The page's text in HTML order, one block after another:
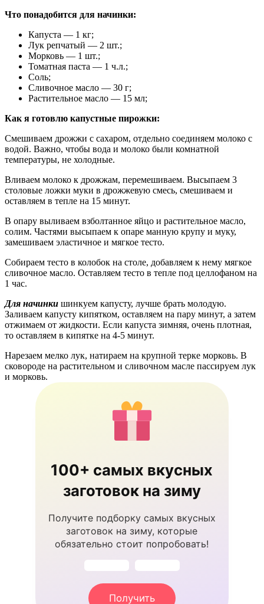
Что понадобится для начинки:
Капуста — 1 кг;
Лук репчатый — 2 шт.;
Морковь — 1 шт.;
Томатная паста — 1 ч.л.;
Соль;
Сливочное масло — 30 г;
Растительное масло — 15 мл;
Как я готовлю капустные пирожки:
Смешиваем дрожжи с сахаром, отдельно соединяем молоко с
водой. Важно, чтобы вода и молоко были комнатной
температуры, не холодные.
Вливаем молоко к дрожжам, перемешиваем. Высыпаем 3
столовые ложки муки в дрожжевую смесь, смешиваем и
оставляем в тепле на 15 минут.
В опару выливаем взболтанное яйцо и растительное масло,
солим. Частями высыпаем к опаре манную крупу и муку,
замешиваем эластичное и мягкое тесто.
Собираем тесто в колобок на столе, добавляем к нему мягкое
сливочное масло. Оставляем тесто в тепле под целлофаном на
1 час.
Для начинки шинкуем капусту, лучше брать молодую.
Заливаем капусту кипятком, оставляем на пару минут, а затем
отжимаем от жидкости. Если капуста зимняя, очень плотная,
то оставляем в кипятке на 4-5 минут.
Нарезаем мелко лук, натираем на крупной терке морковь. В
сковороде на растительном и сливочном масле пассируем лук
и морковь.
100+ самых вкусных
заготовок на зиму
Получите подборку самых вкусных
заготовок на зиму, которые
обязательно стоит попробовать!
Получить